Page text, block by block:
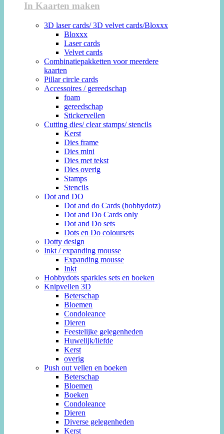
In Kaarten maken
3D laser cards/ 3D velvet cards/Bloxxx
Bloxxx
Laser cards
Velvet cards
Combinatiepakketten voor meerdere
kaarten
Pillar circle cards
Accessoires / gereedschap
foam
gereedschap
Stickervellen
Cutting dies/ clear stamps/ stencils
Kerst
Dies frame
Dies mini
Dies met tekst
Dies overig
Stamps
Stencils
Dot and DO
Dot and do Cards (hobbydotz)
Dot and Do Cards only
Dot and Do sets
Dots en Do coloursets
Dotty design
Inkt / expanding mousse
Expanding mousse
Inkt
Hobbydots sparkles sets en boeken
Knipvellen 3D
Beterschap
Bloemen
Condoleance
Dieren
Feestelijke gelegenheden
Huwelijk/liefde
Kerst
overig
Push out vellen en boeken
Beterschap
Bloemen
Boeken
Condoleance
Dieren
Diverse gelegenheden
Kerst